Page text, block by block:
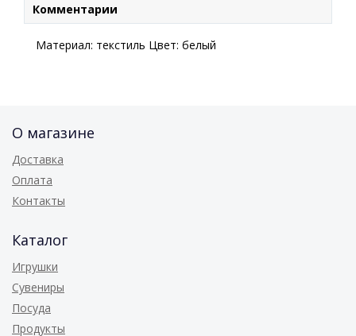
Комментарии
Материал: текстиль Цвет: белый
О магазине
Доставка
Оплата
Контакты
Каталог
Игрушки
Сувениры
Посуда
Продукты